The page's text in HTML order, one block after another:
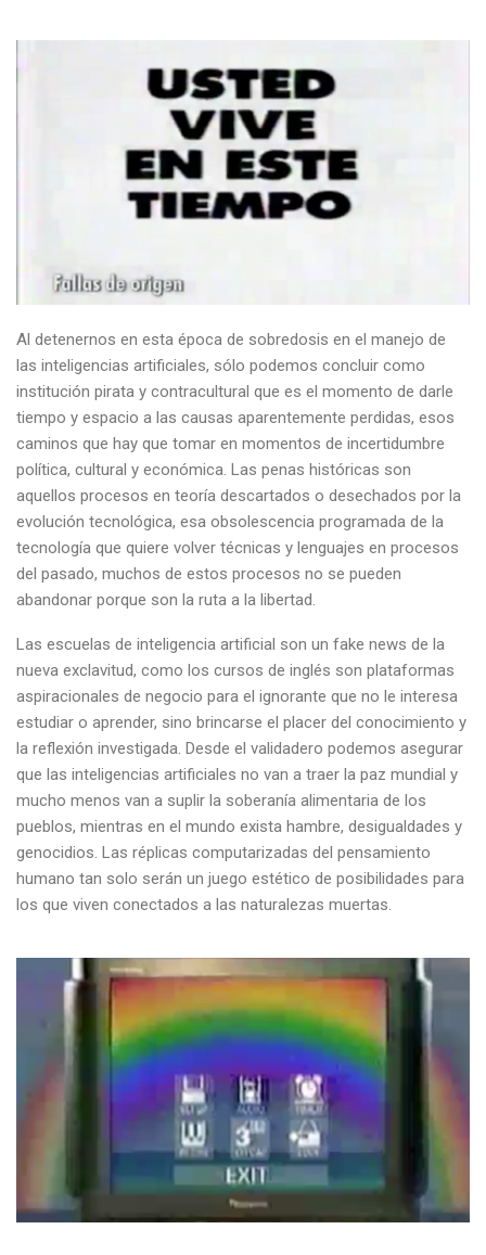
Al detenernos en esta época de sobredosis en el manejo de
las inteligencias artificiales, sólo podemos concluir como
institución pirata y contracultural que es el momento de darle
tiempo y espacio a las causas aparentemente perdidas, esos
caminos que hay que tomar en momentos de incertidumbre
política, cultural y económica. Las penas históricas son
aquellos procesos en teoría descartados o desechados por la
evolución tecnológica, esa obsolescencia programada de la
tecnología que quiere volver técnicas y lenguajes en procesos
del pasado, muchos de estos procesos no se pueden
abandonar porque son la ruta a la libertad.
Las escuelas de inteligencia artificial son un fake news de la
nueva exclavitud, como los cursos de inglés son plataformas
aspiracionales de negocio para el ignorante que no le interesa
estudiar o aprender, sino brincarse el placer del conocimiento y
la reflexión investigada. Desde el validadero podemos asegurar
que las inteligencias artificiales no van a traer la paz mundial y
mucho menos van a suplir la soberanía alimentaria de los
pueblos, mientras en el mundo exista hambre, desigualdades y
genocidios. Las réplicas computarizadas del pensamiento
humano tan solo serán un juego estético de posibilidades para
los que viven conectados a las naturalezas muertas.